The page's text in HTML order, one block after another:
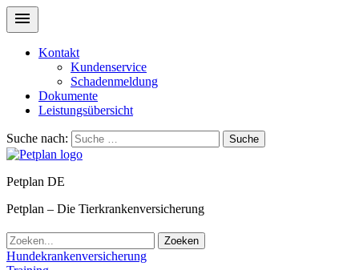
Kontakt
Kundenservice
Schadenmeldung
Dokumente
Leistungsübersicht
Suche nach: Suche
Petplan DE
Petplan – Die Tierkrankenversicherung
Zoeken
Hundekrankenversicherung